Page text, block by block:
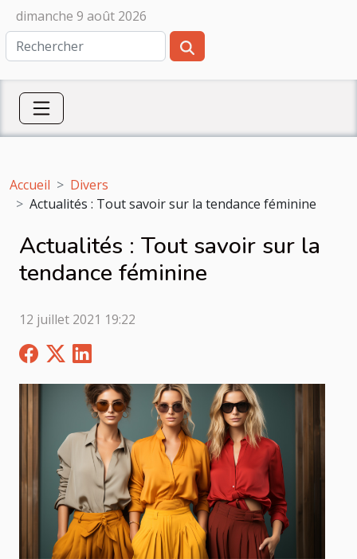
dimanche 9 août 2026
Accueil
Divers
Actualités : Tout savoir sur la tendance féminine
Actualités : Tout savoir sur la
tendance féminine
12 juillet 2021 19:22